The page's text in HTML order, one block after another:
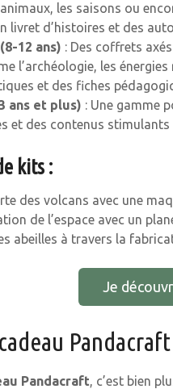
les saisons ou
livret d’histoires et des
12 ans) : Des coffrets
l’archéologie, les
et des fiches
ans et plus) : Une gamme
et des contenus
kits :
des volcans avec une
de l’espace avec un
abeilles à travers la
Je
Pandacraft, c’est bien